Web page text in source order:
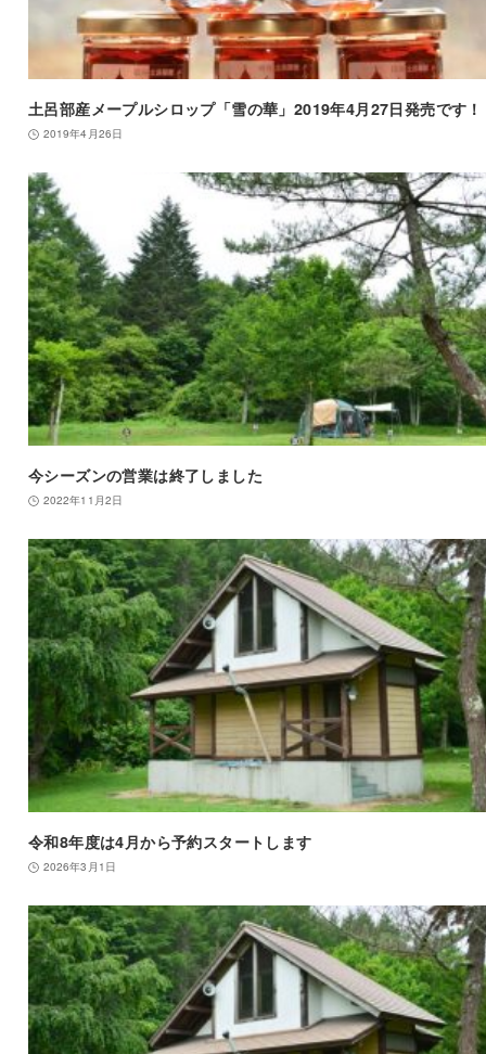
土呂部産メープルシロップ「雪の華」2019年4月27日発売です！
2019年4月26日
今シーズンの営業は終了しました
2022年11月2日
令和8年度は4月から予約スタートします
2026年3月1日